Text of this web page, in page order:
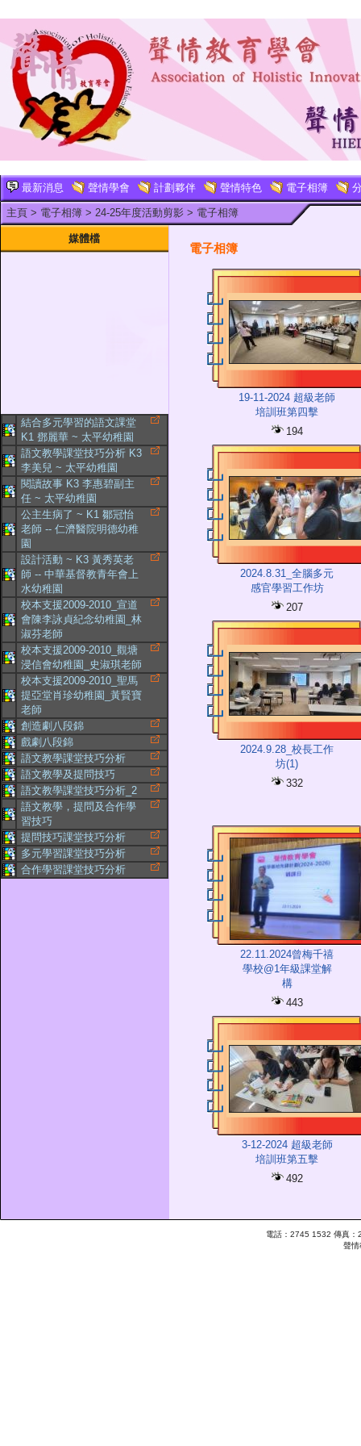
最新消息 聲情學會 計劃夥伴 聲情特色 電子相簿
主頁 > 電子相簿 > 24-25年度活動剪影 > 電子相簿
媒體檔
結合多元學習的語文課堂
K1 鄧麗華 ~ 太平幼稚園
語文教學課堂技巧分析 K3
李美兒 ~ 太平幼稚園
閱讀故事 K3 李惠碧副主
任 ~ 太平幼稚園
公主生病了 ~ K1 鄒冠怡
老師 -- 仁濟醫院明德幼稚
園
設計活動 ~ K3 黃秀英老
師 -- 中華基督教青年會上
水幼稚園
校本支援2009-2010_宣道
會陳李詠貞紀念幼稚園_林
淑芬老師
校本支援2009-2010_觀塘
浸信會幼稚園_史淑琪老師
校本支援2009-2010_聖馬
提亞堂肖珍幼稚園_黃賢寶
老師
創造劇八段錦
戲劇八段錦
語文教學課堂技巧分析
語文教學及提問技巧
語文教學課堂技巧分析_2
語文教學，提問及合作學
習技巧
提問技巧課堂技巧分析
多元學習課堂技巧分析
合作學習課堂技巧分析
電子相簿
19-11-2024 超級老師
培訓班第四擊
194
2024.8.31_全腦多元
感官學習工作坊
207
2024.9.28_校長工作
坊(1)
332
22.11.2024曾梅千禧
學校@1年級課堂解
構
443
3-12-2024 超級老師
培訓班第五擊
492
電話：2745 1532 傳真
聲